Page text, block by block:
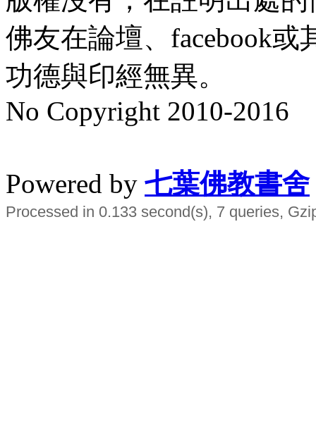
佛友在論壇、facebook
功德與印經無異。
No Copyright 2010-2016
Powered by 七葉佛教書舍
Processed in 0.133 second(s), 7 queries,